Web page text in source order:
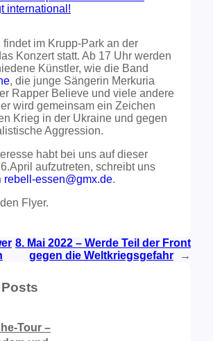
findet im Krupp-Park an der
Konzert statt. Ab 17 Uhr werden
Künstler, wie die Band
, die junge Sängerin Merkuria
Rapper Believe und viele andere
wird gemeinsam ein Zeichen
Krieg in der Ukraine und gegen
Aggression.
habt bei uns auf dieser
aufzutreten, schreibt uns
rebell-essen@gmx.de.
Flyer.
8. Mai 2022 – Werde Teil der Front
gegen die Weltkriegsgefahr
→
Tour –